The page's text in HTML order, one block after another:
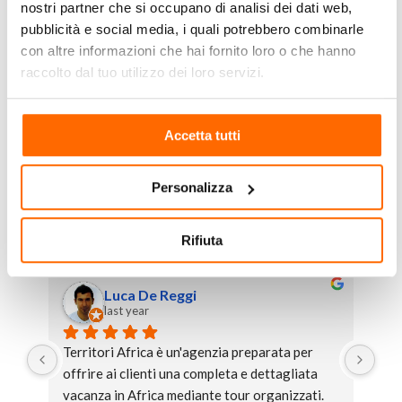
nostri partner che si occupano di analisi dei dati web,
pubblicità e social media, i quali potrebbero combinarle
con altre informazioni che hai fornito loro o che hanno
raccolto dal tuo utilizzo dei loro servizi.
Accetta tutti
Personalizza
Rifiuta
trattamento pasti.
partenza e arrivo.
TERRITORI Africa
Basato su 179 recensioni
powered byGoogle
Luca De Reggi
last year
Territori Africa è un'agenzia preparata per
offrire ai clienti una completa e dettagliata
vacanza in Africa mediante tour organizzati.